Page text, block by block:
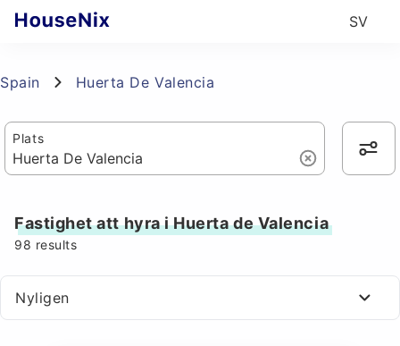
SV
Spain Huerta De Valencia
Plats
Fastighet att hyra i Huerta de Valencia
98 results
Nyligen